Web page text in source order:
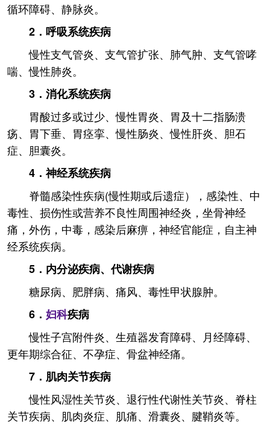
循环障碍、静脉炎。
2．呼吸系统疾病
慢性支气管炎、支气管扩张、肺气肿、支气管哮
喘、慢性肺炎。
3．消化系统疾病
胃酸过多或过少、慢性胃炎、胃及十二指肠溃
疡、胃下垂、胃痉挛、慢性肠炎、慢性肝炎、胆石
症、胆囊炎。
4．神经系统疾病
脊髓感染性疾病(慢性期或后遗症），感染性、中
毒性、损伤性或营养不良性周围神经炎，坐骨神经
痛，外伤，中毒，感染后麻痹，神经官能症，自主神
经系统疾病。
5．内分泌疾病、代谢疾病
糖尿病、肥胖病、痛风、毒性甲状腺肿。
6． 妇科疾病
慢性子宫附件炎、生殖器发育障碍、月经障碍、
更年期综合征、不孕症、骨盆神经痛。
7．肌肉关节疾病
慢性风湿性关节炎、退行性代谢性关节炎、脊柱
关节疾病、肌肉炎症、肌痛、滑囊炎、腱鞘炎等。